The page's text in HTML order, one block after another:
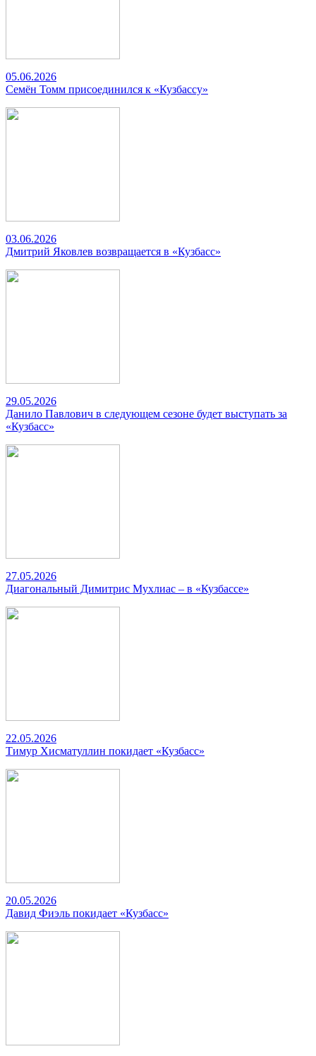
05.06.2026
Семён Томм присоединился к «Кузбассу»
03.06.2026
Дмитрий Яковлев возвращается в «Кузбасс»
29.05.2026
Данило Павлович в следующем сезоне будет выступать за
«Кузбасс»
27.05.2026
Диагональный Димитрис Мухлиас – в «Кузбассе»
22.05.2026
Тимур Хисматуллин покидает «Кузбасс»
20.05.2026
Давид Фиэль покидает «Кузбасс»